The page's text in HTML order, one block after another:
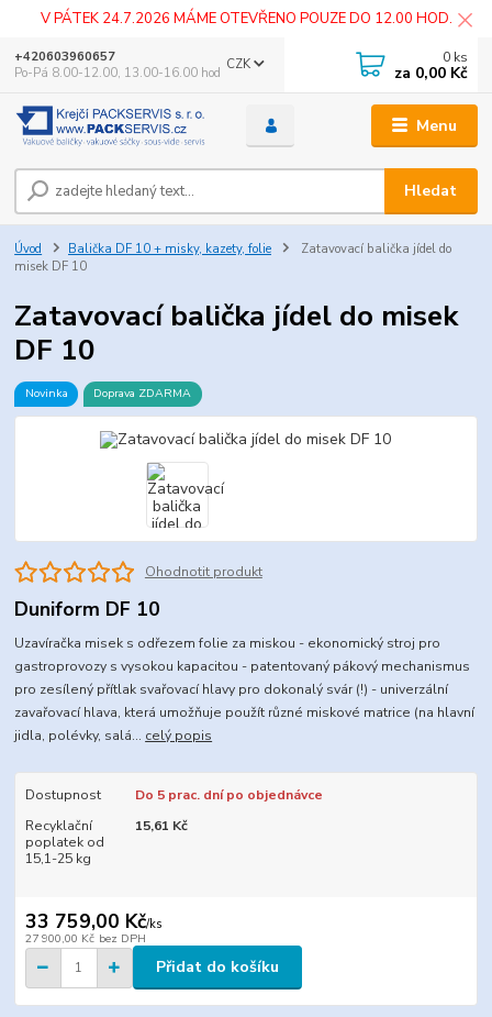
V PÁTEK 24.7.2026 MÁME OTEVŘENO POUZE DO 12.00 HOD.
Menu
CZK
Hledat
+420603960657
Po-Pá 8.00-12.00, 13.00-16.00 hod
0 ks
za 0,00 Kč
Úvod Balička DF 10 + misky, kazety, folie
Zatavovací balička jídel do
misek DF 10
Zatavovací balička jídel do misek
DF 10
Novinka Doprava ZDARMA
Ohodnotit produkt
Duniform DF 10
Uzavíračka misek s odřezem folie za miskou - ekonomický stroj pro
gastroprovozy s vysokou kapacitou - patentovaný pákový mechanismus
pro zesílený přítlak svařovací hlavy pro dokonalý svár (!) - univerzální
zavařovací hlava, která umožňuje použít různé miskové matrice (na hlavní
jidla, polévky, salá... celý popis
Dostupnost
Do 5 prac. dní po objednávce
Recyklační
poplatek od
15,1-25 kg
15,61 Kč
33 759,00 Kč/ks
27 900,00 Kč bez DPH
Přidat do košíku